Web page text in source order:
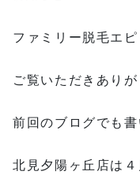
ファミリー脱毛エ
ご覧いただきありが
前回のブログでも書
北見夕陽ヶ丘店は